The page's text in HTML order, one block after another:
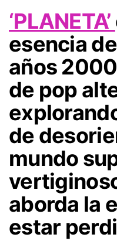
‘PLANETA’
esencia
años
de pop
de
mundo
aborda la
estar